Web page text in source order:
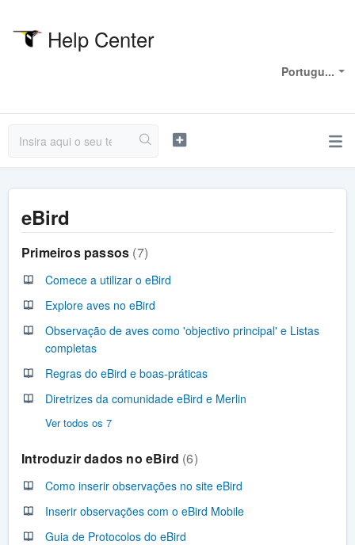
Help Center
Portugu...
eBird
Primeiros passos 7
Comece a utilizar o eBird
Explore aves no eBird
Observação de aves como 'objectivo principal' e Listas
completas
Regras do eBird e boas-práticas
Diretrizes da comunidade eBird e Merlin
Ver todos os 7
Introduzir dados no eBird 6
Como inserir observações no site eBird
Inserir observações com o eBird Mobile
Guia de Protocolos do eBird